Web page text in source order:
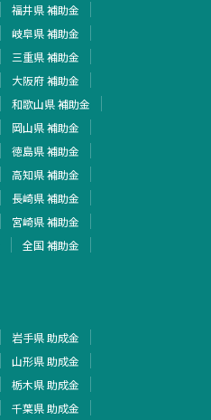
福井県 補助金
岐阜県 補助金
三重県 補助金
大阪府 補助金
和歌山県 補助金
岡山県 補助金
徳島県 補助金
高知県 補助金
長崎県 補助金
宮崎県 補助金
全国 補助金
岩手県 助成金
山形県 助成金
栃木県 助成金
千葉県 助成金